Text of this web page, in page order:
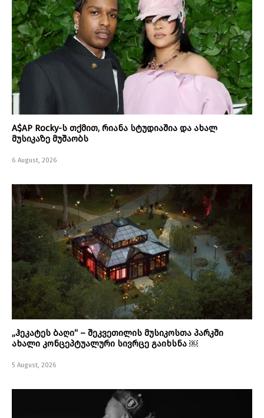
A$AP Rocky-ს თქმით, რიანა სტუდიაშია და ახალ
მუსიკაზე მუშაობს
6 August, 2026
„ჰეკატეს ბაღი“ – შეკვეთილის მუსიკოსთა პარკში
ახალი კონცეპტუალური სივრცე გაიხსნა ￼
5 August, 2026